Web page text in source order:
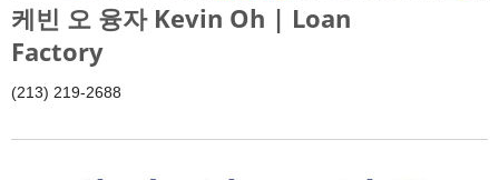
케빈 오 융자 Kevin Oh | Loan
Factory
(213) 219-2688